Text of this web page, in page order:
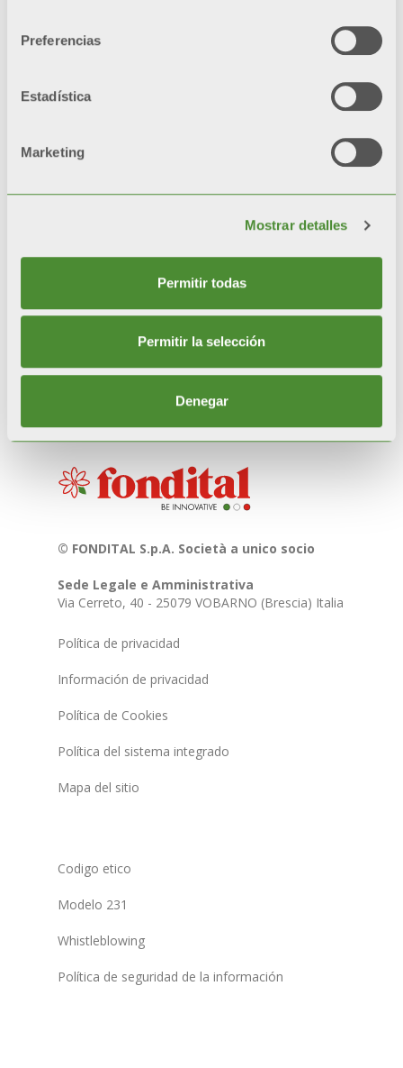
Preferencias
Estadística
Marketing
Mostrar detalles
Permitir todas
Permitir la selección
Denegar
fines comerciales, sino que se utilizan
cultura y las tradiciones italianas. Para más
información escribir amarketing@fondital.it
© FONDITAL S.p.A. Società a unico socio
Sede Legale e Amministrativa
Via Cerreto, 40 - 25079 VOBARNO (Brescia) Italia
Política de privacidad
Información de privacidad
Política de Cookies
Política del sistema integrado
Mapa del sitio
Codigo etico
Modelo 231
Whistleblowing
Política de seguridad de la información